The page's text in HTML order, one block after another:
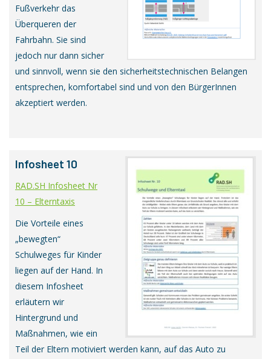
Fußverkehr das
Überqueren der
Fahrbahn. Sie sind
jedoch nur dann sicher
und sinnvoll, wenn sie den sicherheitstechnischen Belangen
entsprechen, komfortabel sind und von den BürgerInnen
akzeptiert werden.
Infosheet 10
RAD.SH Infosheet Nr
10 – Elterntaxis
Die Vorteile eines
„bewegten“
Schulweges für Kinder
liegen auf der Hand. In
diesem Infosheet
erläutern wir
Hintergrund und
Maßnahmen, wie ein
Teil der Eltern motiviert werden kann, auf das Auto zu